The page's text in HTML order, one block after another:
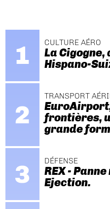
CULTURE AÉRO
La Cigogne,
Hispano-
TRANSPORT
frontières,
grande
DÉFENSE
REX -
Ejection.